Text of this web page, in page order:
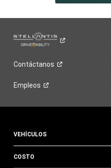
Contáctanos
Empleos
VEHÍCULOS
COSTO